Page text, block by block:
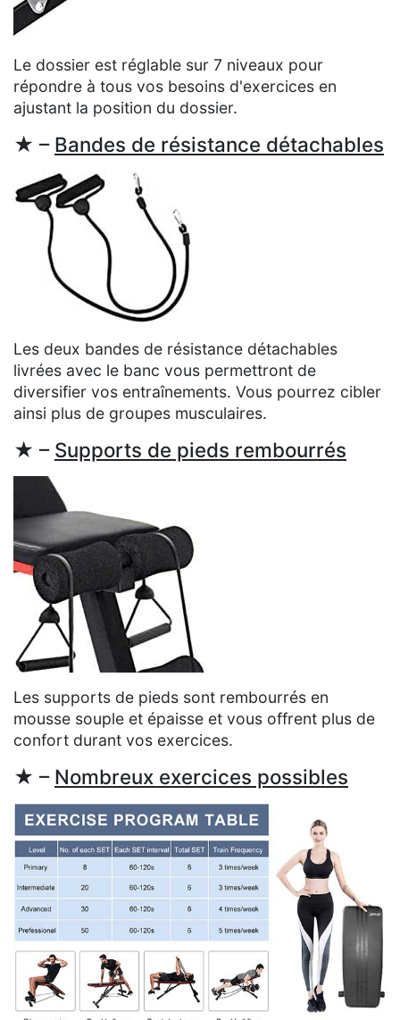
Le dossier est réglable sur 7 niveaux pour
répondre à tous vos besoins d'exercices en
ajustant la position du dossier.
★ – Bandes de résistance détachables
Les deux bandes de résistance détachables
livrées avec le banc vous permettront de
diversifier vos entraînements. Vous pourrez cibler
ainsi plus de groupes musculaires.
★ – Supports de pieds rembourrés
Les supports de pieds sont rembourrés en
mousse souple et épaisse et vous offrent plus de
confort durant vos exercices.
★ – Nombreux exercices possibles